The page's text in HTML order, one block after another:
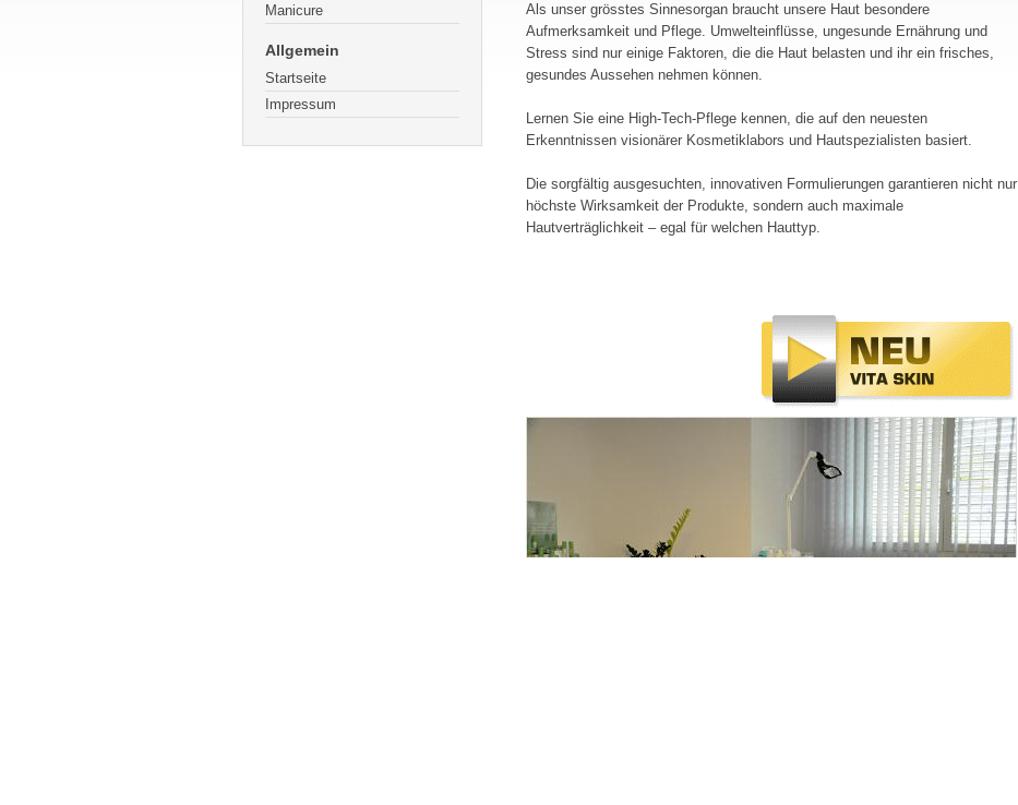
Manicure
Allgemein
Startseite
Impressum
Als unser grösstes Sinnesorgan braucht unsere Haut besondere
Aufmerksamkeit und Pflege. Umwelteinflüsse, ungesunde Ernährung und
Stress sind nur einige Faktoren, die die Haut belasten und ihr ein frisches,
gesundes Aussehen nehmen können.
Lernen Sie eine High-Tech-Pflege kennen, die auf den neuesten
Erkenntnissen visionärer Kosmetiklabors und Hautspezialisten basiert.
Die sorgfältig ausgesuchten, innovativen Formulierungen garantieren nicht nur
höchste Wirksamkeit der Produkte, sondern auch maximale
Hautverträglichkeit – egal für welchen Hauttyp.